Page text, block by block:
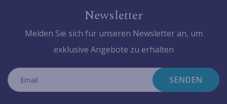
Newsletter
Melden Sie sich für unseren Newsletter an, um
exklusive Angebote zu erhalten
SENDEN